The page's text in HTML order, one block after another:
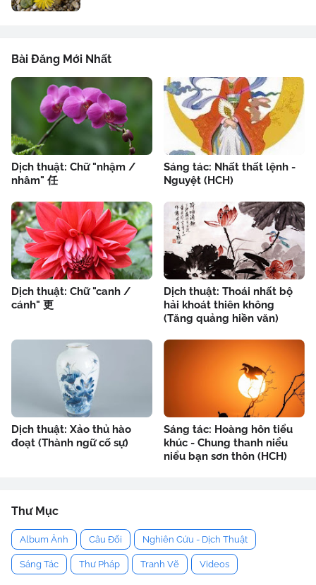
Bài Đăng Mới Nhất
Dịch thuật: Chữ "nhậm /
nhâm" 任
Sáng tác: Nhất thất lệnh -
Nguyệt (HCH)
Dịch thuật: Chữ "canh /
cánh" 更
Dịch thuật: Thoái nhất bộ
hải khoát thiên không
(Tăng quảng hiền văn)
Dịch thuật: Xảo thủ hào
đoạt (Thành ngữ cố sự)
Sáng tác: Hoàng hôn tiểu
khúc - Chung thanh niểu
niểu bạn sơn thôn (HCH)
Thư Mục
Album Ảnh Câu Đối Nghiên Cứu - Dịch Thuật
Sáng Tác Thư Pháp Tranh Vẽ Videos